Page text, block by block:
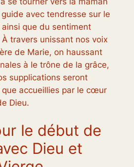
avec tendresse sur le
que du sentiment
travers unissant nos voix
de Marie, on haussant
à le trône de la grâce,
supplications seront
accueillies par le cœur
Dieu.
le début de
Dieu et